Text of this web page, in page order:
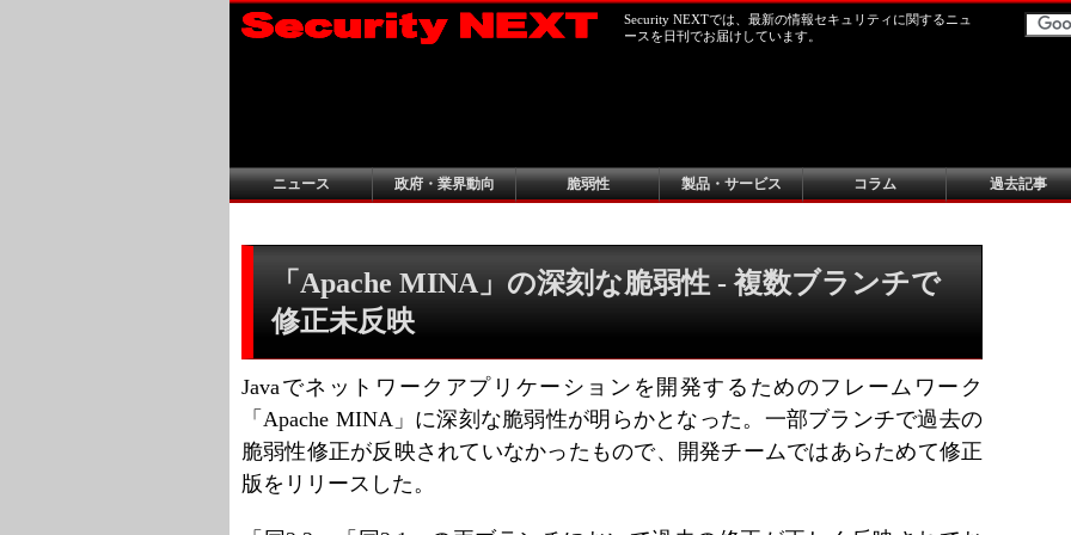
Security NEXTでは、最新の情報セキュリティに関するニュ
ースを日刊でお届けしています。
ニュース 政府・業界動向 脆弱性 製品・サービス コラム 過去記事
「Apache MINA」の深刻な脆弱性 - 複数ブランチで
修正未反映
Javaでネットワークアプリケーションを開発するためのフレームワーク
「Apache MINA」に深刻な脆弱性が明らかとなった。一部ブランチで過去の
脆弱性修正が反映されていなかったもので、開発チームではあらためて修正
版をリリースした。